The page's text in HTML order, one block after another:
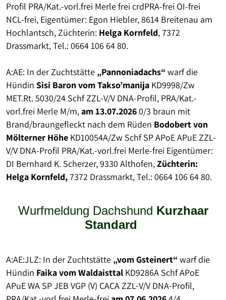
Profil PRA/Kat.-vorl.frei Merle frei crdPRA-frei OI-frei
NCL-frei, Eigentümer: Egon Hiebler, 8614 Breitenau am
Hochlantsch, Züchterin: Helga Kornfeld, 7372
Drassmarkt, Tel.: 0664 106 64 80.
A:AE: In der Zuchtstätte „Pannoniadachs“ warf die
Hündin Sisi Baron vom Takso’manija KD9998/Zw
MET.Rt. 5030/24 Schf ZZL-V/V DNA-Profil, PRA/Kat.-
vorl.frei Merle M/m,am 13.07.20260/3 braun mit
Brand/braungefleckt nach dem Rüden Bodobert von
Mölterner Höhe KD10054A/Zw Schf SP APoE APuE ZZL-
V/V DNA-Profil PRA/Kat.-vorl.frei Merle-frei Eigentümer:
DI Bernhard K. Scherzer, 9330 Althofen,Züchterin:
Helga Kornfeld,7372 Drassmarkt, Tel.: 0664 106 64 80.
Wurfmeldung Dachshund Kurzhaar
Standard
A:AE:JLZ: In der Zuchtstätte „vom Gsteinert“ warf die
Hündin Faika vom Waldaisttal KD9286A Schf APoE
APuE WA SP JEB VGP (V) CACA ZZL-V/V DNA-Profil,